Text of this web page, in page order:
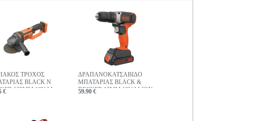
ΤΡΟΧΟΣ
BLACK N
125MM 18V LI-
€
ΔΡΑΠΑΝΟΚΑΤΣΑΒΙΔΟ
ΜΠΑΤΑΡΙΑΣ BLACK &
DECKER 10MM 18V LI-ION
59.90 €